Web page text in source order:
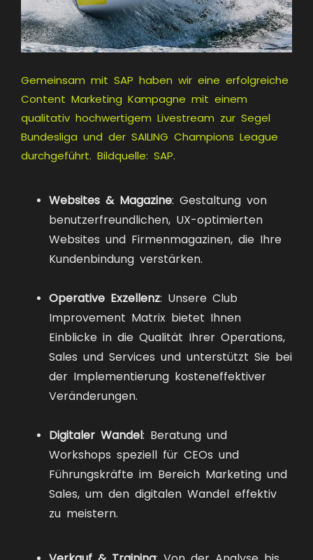
Gemeinsam mit SAP haben wir eine erfolgreiche
Content Marketing Kampagne mit einem
qualitativ hochwertigem Livestream zur Segel
Bundesliga und der SAILING Champions League
durchgeführt. Bildquelle: SAP.
Websites & Magazine: Gestaltung von
benutzerfreundlichen, UX-optimierten
Websites und Firmenmagazinen, die Ihre
Kundenbindung verstärken.
Operative Exzellenz: Unsere Club
Improvement Matrix bietet Ihnen
Einblicke in die Qualität Ihrer Operations,
Sales und Services und unterstützt Sie bei
der Implementierung kosteneffektiver
Veränderungen.
Digitaler Wandel: Beratung und
Workshops speziell für CEOs und
Führungskräfte im Bereich Marketing und
Sales, um den digitalen Wandel effektiv
zu meistern.
Verkauf & Training: Von der Analyse bis